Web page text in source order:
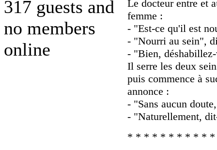
317 guests and
no members
online
Le docteur entre et
femme :
- "Est-ce qu'il est
- "Nourri au sein",
- "Bien,
Il serre les deux
puis commence à
annonce :
- "Sans aucun
- "Naturellement,
* * * * * * * * * * *